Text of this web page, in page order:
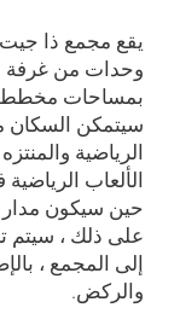
يقع مجمع ذا
وحدات من غرفة
سيتمكن السكان
الرياضية
الألعاب
حين سيكون مدار
على ذلك ، سيتم
إلى المجمع ،
والركض.